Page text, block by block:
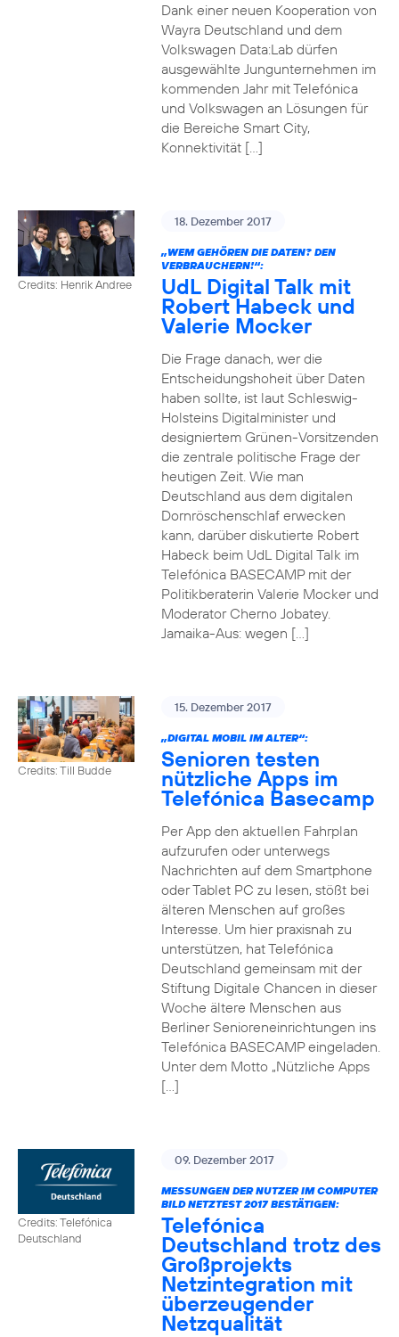
Dank einer neuen Kooperation von
Wayra Deutschland und dem
Volkswagen Data:Lab dürfen
ausgewählte Jungunternehmen im
kommenden Jahr mit Telefónica
und Volkswagen an Lösungen für
die Bereiche Smart City,
Konnektivität […]
Credits: Henrik Andree
18. Dezember 2017
„WEM GEHÖREN DIE DATEN? DEN
VERBRAUCHERN!“:
UdL Digital Talk mit
Robert Habeck und
Valerie Mocker
Die Frage danach, wer die
Entscheidungshoheit über Daten
haben sollte, ist laut Schleswig-
Holsteins Digitalminister und
designiertem Grünen-Vorsitzenden
die zentrale politische Frage der
heutigen Zeit. Wie man
Deutschland aus dem digitalen
Dornröschenschlaf erwecken
kann, darüber diskutierte Robert
Habeck beim UdL Digital Talk im
Telefónica BASECAMP mit der
Politikberaterin Valerie Mocker und
Moderator Cherno Jobatey.
Jamaika-Aus: wegen […]
Credits: Till Budde
15. Dezember 2017
„DIGITAL MOBIL IM ALTER“:
Senioren testen
nützliche Apps im
Telefónica Basecamp
Per App den aktuellen Fahrplan
aufzurufen oder unterwegs
Nachrichten auf dem Smartphone
oder Tablet PC zu lesen, stößt bei
älteren Menschen auf großes
Interesse. Um hier praxisnah zu
unterstützen, hat Telefónica
Deutschland gemeinsam mit der
Stiftung Digitale Chancen in dieser
Woche ältere Menschen aus
Berliner Senioreneinrichtungen ins
Telefónica BASECAMP eingeladen.
Unter dem Motto „Nützliche Apps
[…]
Credits: Telefónica
Deutschland
09. Dezember 2017
MESSUNGEN DER NUTZER IM COMPUTER
BILD NETZTEST 2017 BESTÄTIGEN:
Telefónica
Deutschland trotz des
Großprojekts
Netzintegration mit
überzeugender
Netzqualität